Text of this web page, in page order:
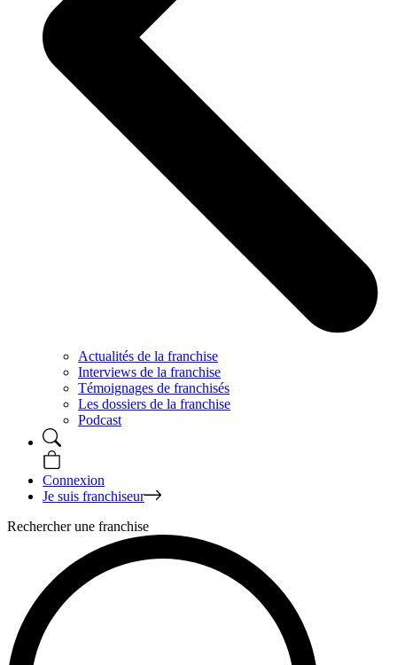
Actualités de la franchise
Interviews de la franchise
Témoignages de franchisés
Les dossiers de la franchise
Podcast
Connexion
Je suis franchiseur
Rechercher une franchise